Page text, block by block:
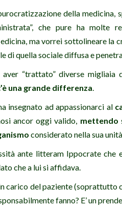
della medicina,
che pure ha molte
ma vorrei sottolineare la
di quella sociale diffusa e
“trattato” diverse migliaia
una grande differenza
insegnato ad appassionarci al
ancor oggi valido, mettendo
considerato nella sua
ante litteram Ippocrate che
che a lui si affidava.
carico del paziente (soprattutto
fanno? E’ un